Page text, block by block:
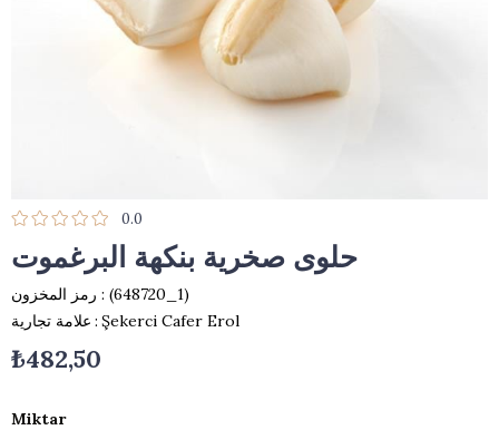
0.0
حلوى صخرية بنكهة البرغموت
رمز المخزون
(648720_1)
علامة تجارية : Şekerci Cafer Erol
₺482,50
Miktar